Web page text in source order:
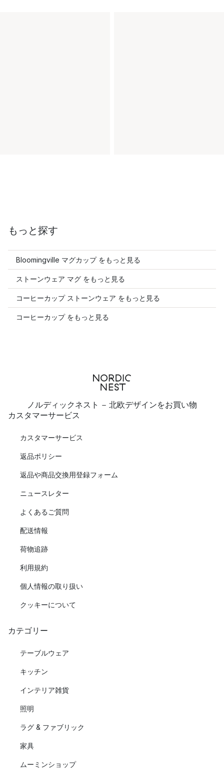
もっと探す
Bloomingville マグカップ をもっと見る
ストーンウェア マグ をもっと見る
コーヒーカップ ストーンウェア をもっと見る
コーヒーカップ をもっと見る
ノルディックネスト - 北欧デザインをお買い物
カスタマーサービス
カスタマーサービス
返品ポリシー
返品や商品交換用登録フォーム
ニュースレター
よくあるご質問
配送情報
荷物追跡
利用規約
個人情報の取り扱い
クッキーについて
カテゴリー
テーブルウェア
キッチン
インテリア雑貨
照明
ラグ & ファブリック
家具
ムーミンショップ